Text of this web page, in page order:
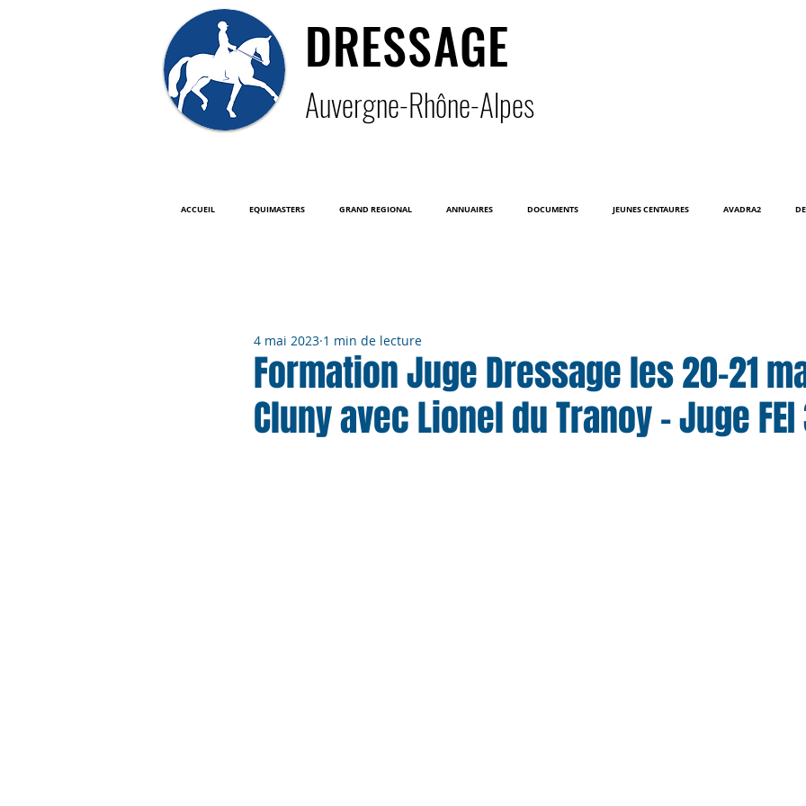
DRESSAGE
Auvergne-Rhône-Alpes
ACCUEIL EQUIMASTERS GRAND REGIONAL ANNUAIRES DOCUMENTS JEUNES CENTAURES AVADRA2
Formation Juge Dressage les 20-21
Cluny avec Lionel du Tranoy - Juge
4 mai 2023 1 min de lecture